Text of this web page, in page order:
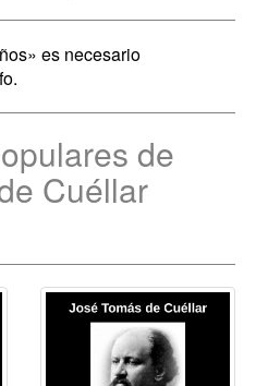
es necesario
de
Cuéllar